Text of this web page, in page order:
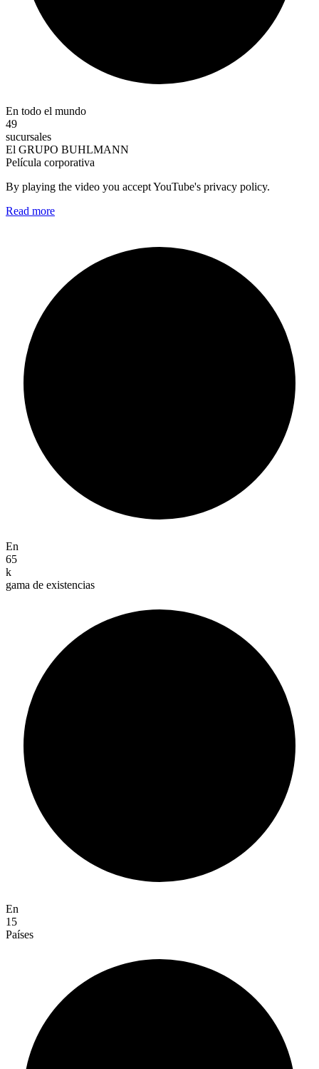
En todo el mundo
49
sucursales
El GRUPO BUHLMANN
Película corporativa
By playing the video you accept YouTube's privacy policy.
Read more
En
65
k
gama de existencias
En
15
Países